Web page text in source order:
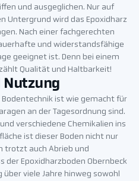
und ausgeglichen. Nur auf
Untergrund wird das Epoxidharz
Nach einer fachgerechten
und widerstandsfähige
geeignet ist. Denn bei einem
Qualität und Haltbarkeit!
Nutzung
Bodentechnik ist wie gemacht für
an der Tagesordnung sind.
verschiedene Chemikalien ins
ist dieser Boden nicht nur
trotzt auch Abrieb und
der Epoxidharzboden Obernbeck
viele Jahre hinweg sowohl